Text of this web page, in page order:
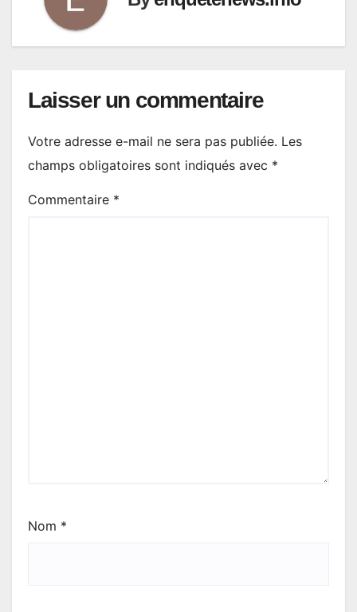
Laisser un commentaire
Votre adresse e-mail ne sera pas publiée. Les
champs obligatoires sont indiqués avec *
Commentaire *
Nom *